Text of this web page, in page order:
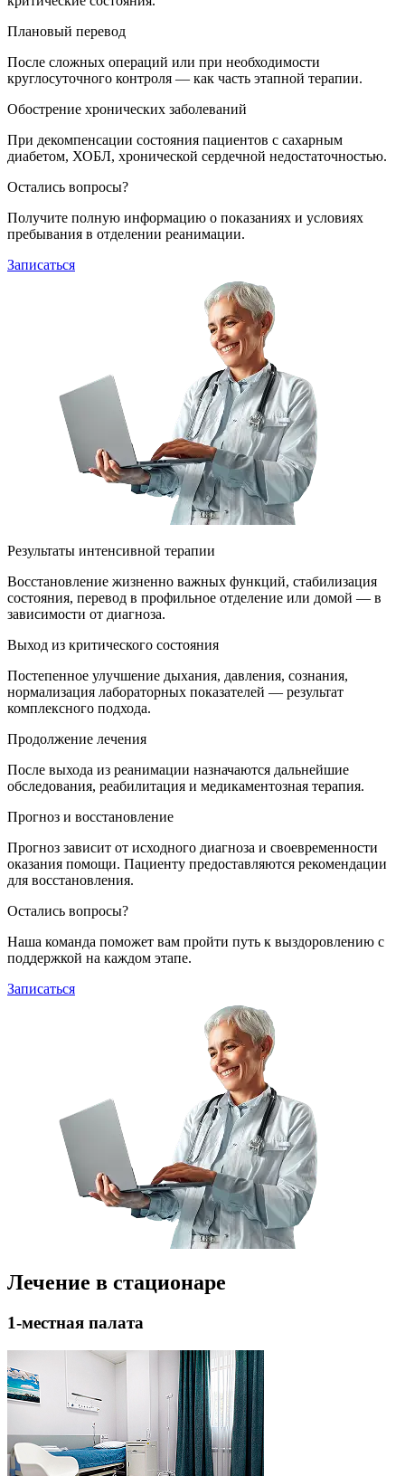
Плановый перевод
После сложных операций или при необходимости
круглосуточного контроля — как часть этапной терапии.
Обострение хронических заболеваний
При декомпенсации состояния пациентов с сахарным
диабетом, ХОБЛ, хронической сердечной недостаточностью.
Остались вопросы?
Получите полную информацию о показаниях и условиях
пребывания в отделении реанимации.
Записаться
Результаты интенсивной терапии
Восстановление жизненно важных функций, стабилизация
состояния, перевод в профильное отделение или домой — в
зависимости от диагноза.
Выход из критического состояния
Постепенное улучшение дыхания, давления, сознания,
нормализация лабораторных показателей — результат
комплексного подхода.
Продолжение лечения
После выхода из реанимации назначаются дальнейшие
обследования, реабилитация и медикаментозная терапия.
Прогноз и восстановление
Прогноз зависит от исходного диагноза и своевременности
оказания помощи. Пациенту предоставляются рекомендации
для восстановления.
Остались вопросы?
Наша команда поможет вам пройти путь к выздоровлению с
поддержкой на каждом этапе.
Записаться
Лечение в стационаре
1-местная палата